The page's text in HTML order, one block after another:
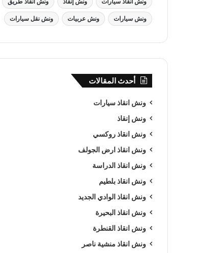
ونش سيارات ونش عربيات ونش نقل سيارات
أحدث المقالات
ونش انقاذ سيارات
ونش إنقاذ
ونش انقاذ روكسي
ونش انقاذ ارض الجولف
ونش انقاذ الدراسة
ونش انقاذ بلطيم
ونش انقاذ الوادي الجديد
ونش انقاذ البحيرة
ونش انقاذ القنطرة
ونش انقاذ منشية ناصر